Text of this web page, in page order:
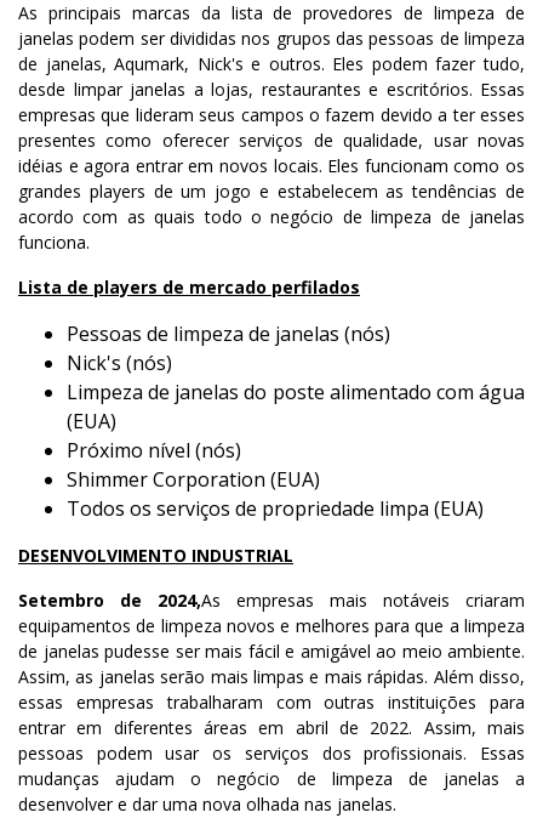
As principais marcas da lista de provedores de limpeza de
janelas podem ser divididas nos grupos das pessoas de limpeza
de janelas, Aqumark, Nick's e outros. Eles podem fazer tudo,
desde limpar janelas a lojas, restaurantes e escritórios. Essas
empresas que lideram seus campos o fazem devido a ter esses
presentes como oferecer serviços de qualidade, usar novas
idéias e agora entrar em novos locais. Eles funcionam como os
grandes players de um jogo e estabelecem as tendências de
acordo com as quais todo o negócio de limpeza de janelas
funciona.
Lista de players de mercado perfilados
Pessoas de limpeza de janelas (nós)
Nick's (nós)
Limpeza de janelas do poste alimentado com água
(EUA)
Próximo nível (nós)
Shimmer Corporation (EUA)
Todos os serviços de propriedade limpa (EUA)
DESENVOLVIMENTO INDUSTRIAL
Setembro de 2024,As empresas mais notáveis criaram
equipamentos de limpeza novos e melhores para que a limpeza
de janelas pudesse ser mais fácil e amigável ao meio ambiente.
Assim, as janelas serão mais limpas e mais rápidas. Além disso,
essas empresas trabalharam com outras instituições para
entrar em diferentes áreas em abril de 2022. Assim, mais
pessoas podem usar os serviços dos profissionais. Essas
mudanças ajudam o negócio de limpeza de janelas a
desenvolver e dar uma nova olhada nas janelas.